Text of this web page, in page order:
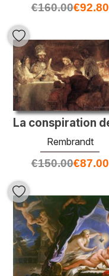
€160.00€92.80
Rembrandt
€150.00€87.00